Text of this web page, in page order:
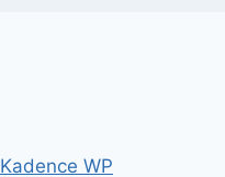
Kadence WP